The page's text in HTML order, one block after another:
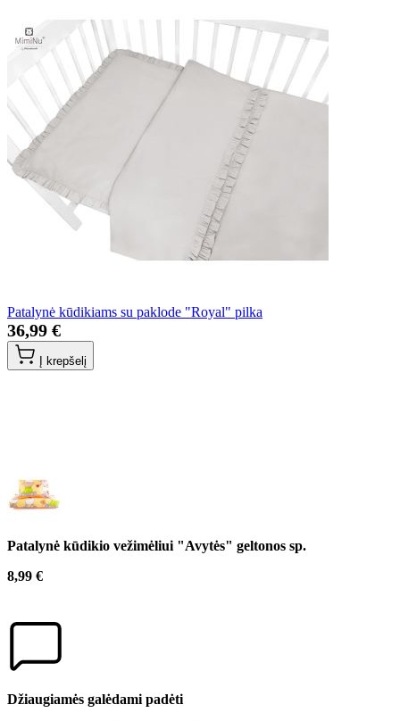
Patalynė kūdikiams su paklode "Royal" pilka
36,99 €
Į krepšelį
Patalynė kūdikio vežimėliui "Avytės" geltonos sp.
8,99 €
Džiaugiamės galėdami padėti